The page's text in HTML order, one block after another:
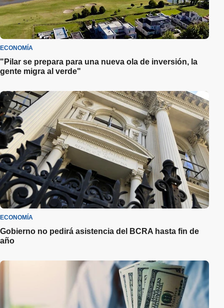
ECONOMÍA
"Pilar se prepara para una nueva ola de inversión, la
gente migra al verde"
ECONOMÍA
Gobierno no pedirá asistencia del BCRA hasta fin de
año